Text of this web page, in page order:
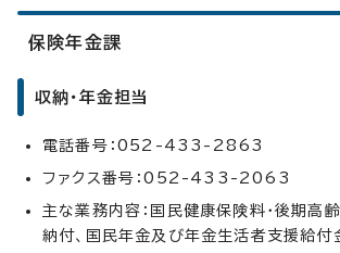
保険年金課
収納・年金担当
電話番号：052-433-2863
ファクス番号：052-433-2063
主な業務内容：国民健康保険料・後期高
納付、国民年金及び年金生活者支援給付